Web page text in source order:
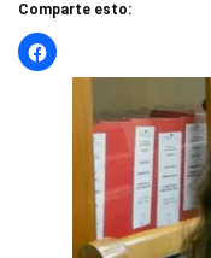
Comparte esto: